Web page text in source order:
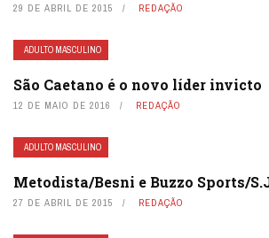
29 DE ABRIL DE 2015 REDAÇÃO
ADULTO MASCULINO
São Caetano é o novo líder invicto
12 DE MAIO DE 2016 REDAÇÃO
ADULTO MASCULINO
Metodista/Besni e Buzzo Sports/
27 DE ABRIL DE 2015 REDAÇÃO